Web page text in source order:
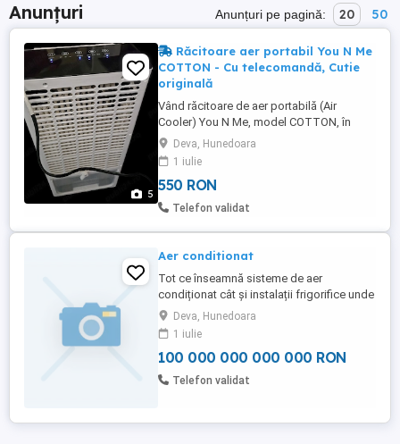
Anunțuri Anunțuri pe pagină: 20 50
5
Răcitoare aer portabil You N Me
COTTON - Cu telecomandă, Cutie
originală
Vând răcitoare de aer portabilă (Air
Cooler) You N Me, model COTTON, în
stare perfectă de funcționare. Vine
însoțită de cutia originală și telecomandă.
Este ideală pentru zilele călduroase de
vară, fiind foarte ușor de mutat dintr-o
cameră în alta datorită roților și designului
Deva, Hunedoara
1 iulie
550 RON
Telefon validat
Aer conditionat
Tot ce înseamnă sisteme de aer
condiționat cât și instalații frigorifice unde
includem și frig.auto, găsiți în portofoliul
nostru de servicii (montaj- PIF și
mentenanță )
Deva, Hunedoara
1 iulie
100 000 000 000 000 RON
Telefon validat